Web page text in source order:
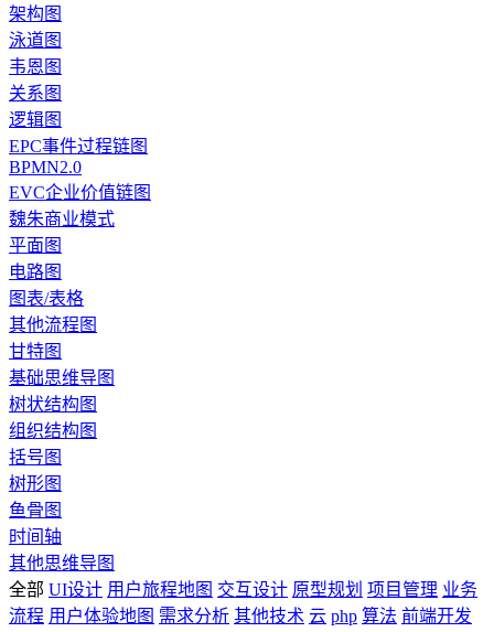
架构图
泳道图
韦恩图
关系图
逻辑图
EPC事件过程链图
BPMN2.0
EVC企业价值链图
魏朱商业模式
平面图
电路图
图表/表格
其他流程图
甘特图
基础思维导图
树状结构图
组织结构图
括号图
树形图
鱼骨图
时间轴
其他思维导图
全部 UI设计 用户旅程地图 交互设计 原型规划 项目管理 业务
流程 用户体验地图 需求分析 其他技术 云 php 算法 前端开发